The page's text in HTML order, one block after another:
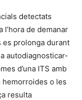
detectats
l’hora de demanar
es prolonga durant
autodiagnosticar-
d’una ITS amb
hemorroides o les
resulta